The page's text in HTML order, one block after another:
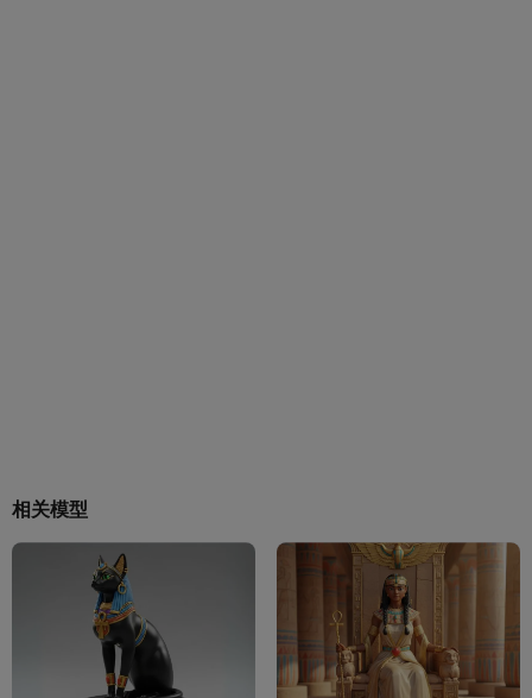
相关模型